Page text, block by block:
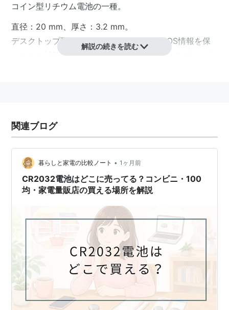
コイン型リチウム電池の一種。
直径：20 mm、厚さ：3.2 mm。
デスクトップ型PCのマザーボードにはCMOS情報を保
つための補助電源として電池が利用されているが、これ
解説の続きを読む
関連ブログ
暮らしと家電の比較ノート • 1ヶ月前
CR2032電池はどこに売ってる？コンビニ・100
均・家電量販店の買える場所を解説